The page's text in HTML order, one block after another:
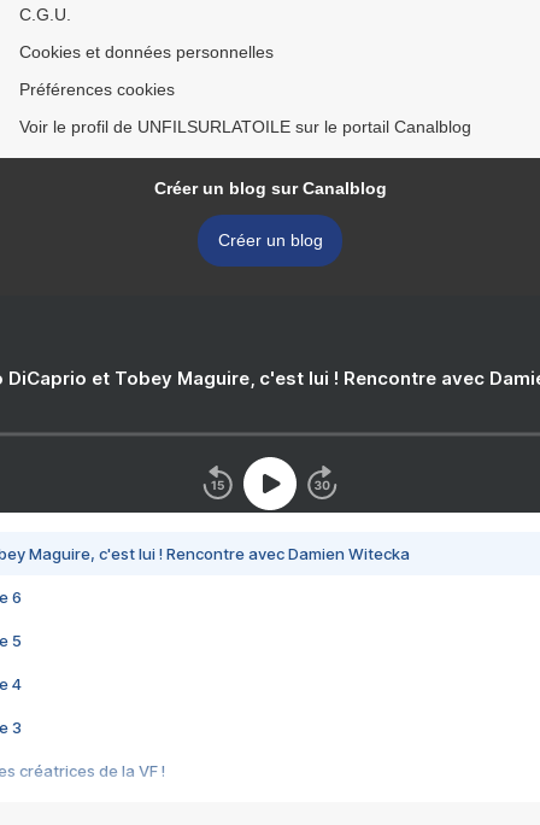
C.G.U.
Cookies et données personnelles
Préférences cookies
Voir le profil de UNFILSURLATOILE sur le portail Canalblog
Créer un blog sur Canalblog
Créer un blog
DiCaprio et Tobey Maguire, c'est lui ! Rencontre avec
Maguire, c'est lui ! Rencontre avec Damien Witecka
6
5
4
3
créatrices de la VF !